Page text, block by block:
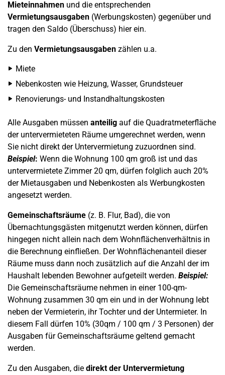
Mieteinnahmen und die entsprechenden
Vermietungsausgaben (Werbungskosten) gegenüber und
tragen den Saldo (Überschuss) hier ein.
Zu den Vermietungsausgaben zählen u.a.
Miete
Nebenkosten wie Heizung, Wasser, Grundsteuer
Renovierungs- und Instandhaltungskosten
Alle Ausgaben müssen anteilig auf die Quadratmeterfläche
der untervermieteten Räume umgerechnet werden, wenn
Sie nicht direkt der Untervermietung zuzuordnen sind.
Beispiel: Wenn die Wohnung 100 qm groß ist und das
untervermietete Zimmer 20 qm, dürfen folglich auch 20%
der Mietausgaben und Nebenkosten als Werbungkosten
angesetzt werden.
Gemeinschaftsräume (z. B. Flur, Bad), die von
Übernachtungsgästen mitgenutzt werden können, dürfen
hingegen nicht allein nach dem Wohnflächenverhältnis in
die Berechnung einfließen. Der Wohnflächenanteil dieser
Räume muss dann noch zusätzlich auf die Anzahl der im
Haushalt lebenden Bewohner aufgeteilt werden. Beispiel:
Die Gemeinschaftsräume nehmen in einer 100-qm-
Wohnung zusammen 30 qm ein und in der Wohnung lebt
neben der Vermieterin, ihr Tochter und der Untermieter. In
diesem Fall dürfen 10% (30qm / 100 qm / 3 Personen) der
Ausgaben für Gemeinschaftsräume geltend gemacht
werden.
Zu den Ausgaben, die direkt der Untervermietung